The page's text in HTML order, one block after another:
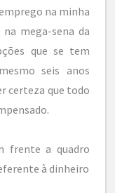
na minha
mega-sena da
que se tem
seis anos
certeza que todo